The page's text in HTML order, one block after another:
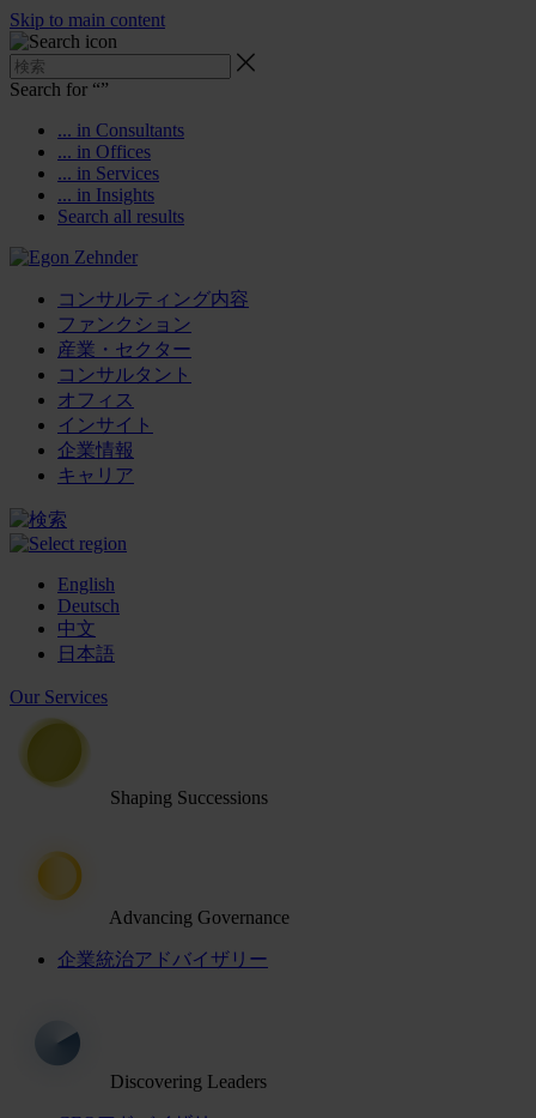
Skip to main content
Search for “”
... in Consultants
... in Offices
... in Services
... in Insights
Search all results
コンサルティング内容
ファンクション
産業・セクター
コンサルタント
オフィス
インサイト
企業情報
キャリア
English
Deutsch
中文
日本語
Our Services
Shaping Successions
Advancing Governance
企業統治アドバイザリー
Discovering Leaders